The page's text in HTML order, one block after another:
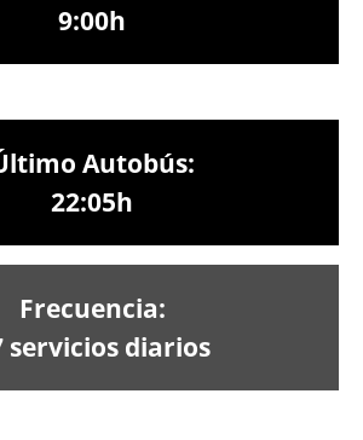
9:00h
Autobús:
22:05h
Frecuencia:
servicios diarios